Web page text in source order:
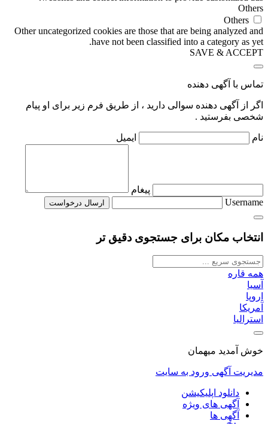
Others
Others
Other uncategorized cookies are those that are being analyzed and
have not been classified into a category as yet.
SAVE & ACCEPT
تماس با آگهی دهنده
اگر از آگهی دهنده سوالی دارید ، از طریق فرم زیر برای او پیام
شخصی بفرستید .
نام ایمیل
پیغام
Username
انتخاب مکان برای جستجوی دقیق تر
همه قاره
آسیا
اروپا
آمریکا
استرالیا
خوش آمدید میهمان
مدیریت آگهی ورود به سایت
دانلود اپلیکیشن
آگهی های ویژه
آگهی ها